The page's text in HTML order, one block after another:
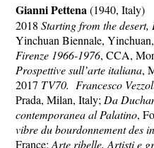
Gianni Pettena(1940, Italy)
2018 Starting from the desert,
Yinchuan Biennale,
Firenze 1966-1976, CCA,
Prospettive sull’arte italiana,
2017 TV70. Francesco
Prada, Milan, Italy; Da
contemporanea al Palatino,
vibre du bourdonnement des
France; Arte ribelle, Artisti e